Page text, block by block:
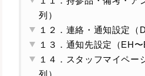
列）
１２．連絡・通知設定（
１３．通知先設定（EH〜
１４．スタッフマイペー
列）